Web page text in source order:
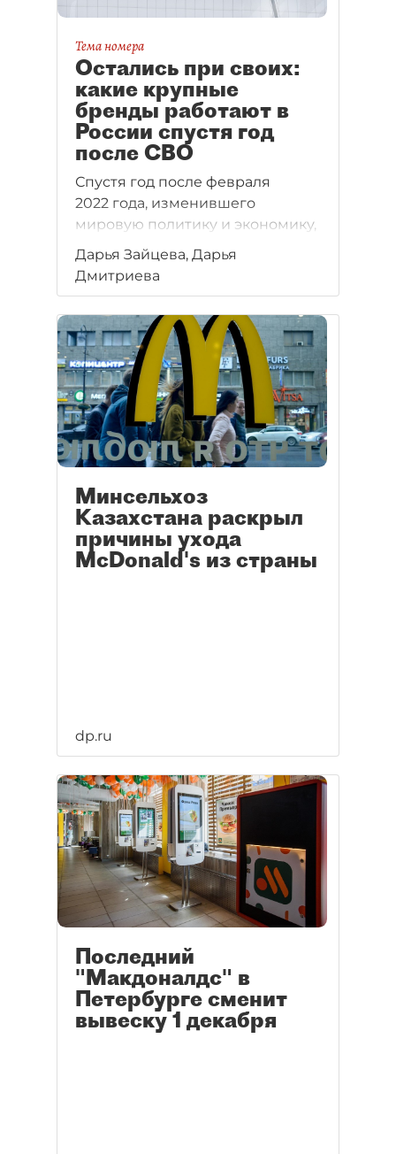
Тема номера
Остались при своих:
какие крупные
бренды работают в
России спустя год
после СВО
Спустя год после февраля
2022 года, изменившего
мировую политику и экономику,
ряд крупных международных
брендов всё ещё продолжают
работу в России. Некоторые
не меняли свои бизнес–
процессы. Причины сугубо
прагматичные: риски в случае
ухода с российского рынка
для них были бы куда выше.
Дарья Зайцева, Дарья
Дмитриева
Минсельхоз
Казахстана раскрыл
причины ухода
McDonald's из страны
dp.ru
Последний
"Макдоналдс" в
Петербурге сменит
вывеску 1 декабря